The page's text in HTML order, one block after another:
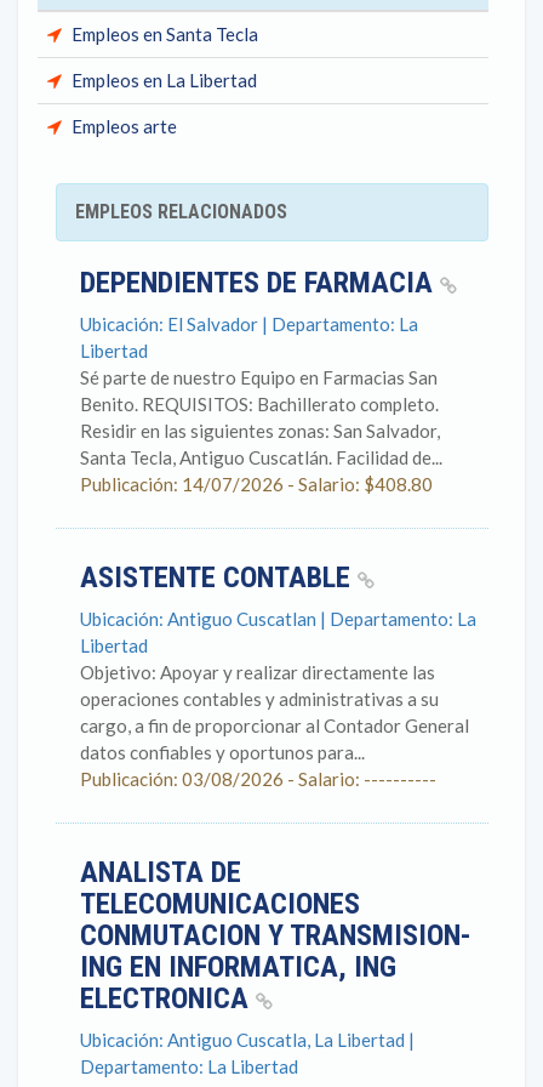
Empleos en Santa Tecla
Empleos en La Libertad
Empleos arte
EMPLEOS RELACIONADOS
DEPENDIENTES DE FARMACIA
Ubicación: El Salvador | Departamento: La
Libertad
Sé parte de nuestro Equipo en Farmacias San
Benito. REQUISITOS: Bachillerato completo.
Residir en las siguientes zonas: San Salvador,
Santa Tecla, Antiguo Cuscatlán. Facilidad de...
Publicación: 14/07/2026 - Salario: $408.80
ASISTENTE CONTABLE
Ubicación: Antiguo Cuscatlan | Departamento: La
Libertad
Objetivo: Apoyar y realizar directamente las
operaciones contables y administrativas a su
cargo, a fin de proporcionar al Contador General
datos confiables y oportunos para...
Publicación: 03/08/2026 - Salario: ----------
ANALISTA DE
TELECOMUNICACIONES
CONMUTACION Y TRANSMISION-
ING EN INFORMATICA, ING
ELECTRONICA
Ubicación: Antiguo Cuscatla, La Libertad |
Departamento: La Libertad